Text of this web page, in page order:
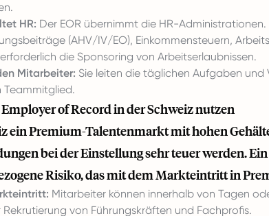
HR: Der EOR übernimmt die HR-
(AHV/IV/EO), Einkommensteuern,
die Sponsoring von Arbeitserlaubnissen.
Mitarbeiter: Sie leiten die täglichen Aufgaben
Teammitglied.
of Record in der Schweiz nutzen
ein Premium-Talentenmarkt mit hohen
bei der Einstellung sehr teuer werden.
Risiko, das mit dem Markteintritt in
Mitarbeiter können innerhalb von Tagen
von Führungskräften und Fachprofis.